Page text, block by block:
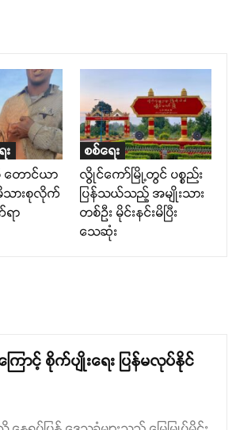
တောင်ယာ
သားစုလိုက်
ရာ
စစ်ရေး
လွိုင်ကော်မြို့တွင် ပစ္စည်း
ပြန်သယ်သည့် အမျိုးသား
တစ်ဦး မိုင်းနင်းမိပြီး
သေဆုံး
ကြောင့် စိုက်ပျိုးရေး ပြန်မလုပ်နိုင်